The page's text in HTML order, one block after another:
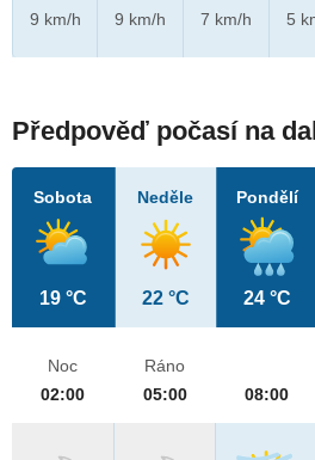
9 km/h
9 km/h
7 km/h
5
Předpověď počasí na
Sobota
19 °C
Neděle
22 °C
Pondělí
24 °C
Noc
02:00
Ráno
05:00
08:00